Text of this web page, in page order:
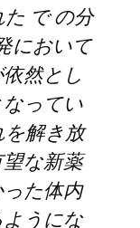
での分
において
然とし
ってい
解き放
な新薬
た体内
うにな